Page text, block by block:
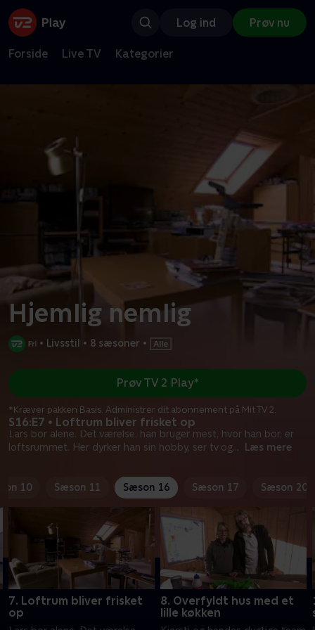
Log ind Prøv nu
Forside Live TV Kategorier
Hjemlig nemlig
• Livsstil • 8 sæsoner •
S16:E7 • Loftrum bliver frisket op
Lars bor alene. Det værelse, han bruger mest, hvor han bor, er
loftsrummet. Her dyrker han sin hobby, ser tv og... Læs mere
Prøv TV 2 Play*
*Kræver pakken Basis. Administrer dit abonnement på Mit TV 2.
10 Sæson 11 Sæson 16 Sæson 17 Sæson 20
7. Loftrum bliver frisket
op
8. Overfyldt hus med et
lille køkken